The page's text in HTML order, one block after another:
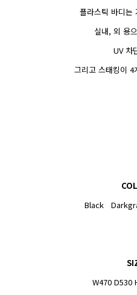
플라스틱 바디는
실내, 외 용
UV 차
그리고 스태킹이 4
Black
W470 D530